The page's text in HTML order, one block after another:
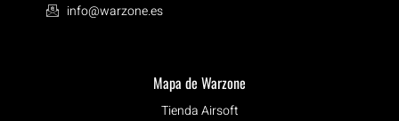
info@warzone.es
Mapa de Warzone
Tienda Airsoft